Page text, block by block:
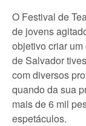
O Festival de
de jovens
objetivo criar
de Salvador
com diversos
quando da sua
mais de 6 mil
espetáculos.